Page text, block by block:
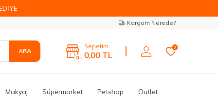
Kargom Nerede?
ARA
0
Sepetim
0,00 TL
0
Makyaj Süpermarket Petshop Outlet